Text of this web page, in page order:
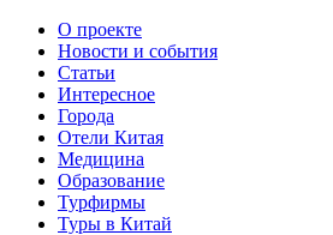
О проекте
Новости и события
Статьи
Интересное
Города
Отели Китая
Медицина
Образование
Турфирмы
Туры в Китай